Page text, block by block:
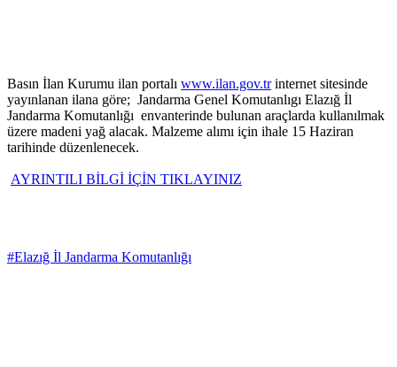
Basın İlan Kurumu ilan portalı www.ilan.gov.trinternet sitesinde
yayınlanan ilana göre; Jandarma Genel Komutanlıgı Elazığ İl
Jandarma Komutanlığı envanterinde bulunan araçlarda kullanılmak
üzere madeni yağ alacak. Malzeme alımı için ihale 15 Haziran
tarihinde düzenlenecek.
AYRINTILI BİLGİ İÇİN TIKLAYINIZ
#Elazığ İl Jandarma Komutanlığı